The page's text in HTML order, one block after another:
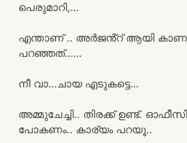
പെരുമാറി,…
എന്താണ് .. അർജൻ്റ് ആയി
പറഞ്ഞത്……
നീ വാ…ചായ എടുകട്ടെ…
അമ്മുചേച്ചി.. തിരക്ക് ഉണ്ട്.
പോകണം.. കാര്യം പറയൂ..